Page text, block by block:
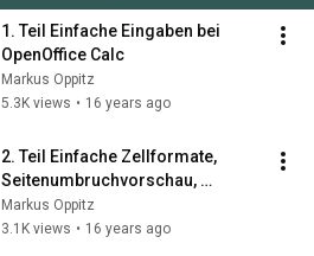
1. Teil Einfache Eingaben bei
OpenOffice Calc
Markus Oppitz
5.3K views • 16 years ago
2. Teil Einfache Zellformate,
Seitenumbruchvorschau,
Speichern und PDF - Export bei
OpenOffice Calc
Markus Oppitz
3.1K views • 16 years ago